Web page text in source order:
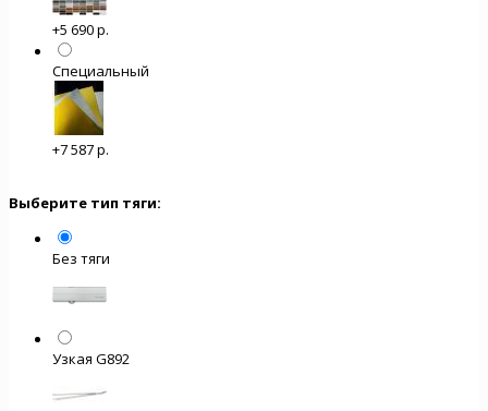
+5 690 р.
Специальный
+7 587 р.
Выберите тип тяги:
Без тяги
Узкая G892